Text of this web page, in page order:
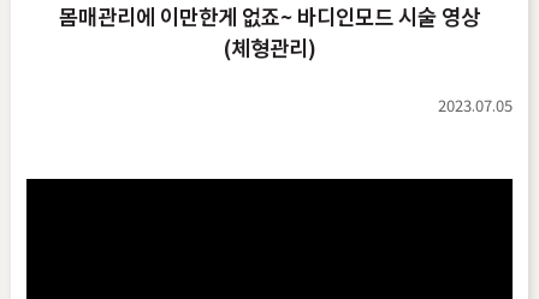
몸매관리에 이만한게 없죠~ 바디인모드 시술 영상
(체형관리)
2023.07.05